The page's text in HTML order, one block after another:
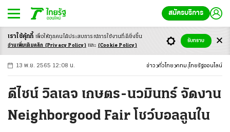
สมัครบริการ
-ก ก ก+
13 พ.ย. 2565 12:08 น. ข่าว ทั่วไทย กทม. ไทยรัฐออนไลน์
ดีไซน์ วิลเลจ เกษตร-นวมินทร์ จัดงาน
Neighborgood Fair โชว์บอลลูนใน
เราใช้คุ้กกี้ เพื่อให้ทุกคนได้ประสบการณ์การใช้งานที่ดียิ่งขึ้น
อ่านเพิ่มเติมคลิก (Privacy Policy) และ (Cookie Policy)
รับทราบ